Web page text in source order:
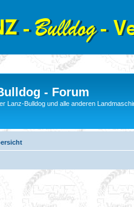
- Forum
Lanz-Bulldog und alle anderen